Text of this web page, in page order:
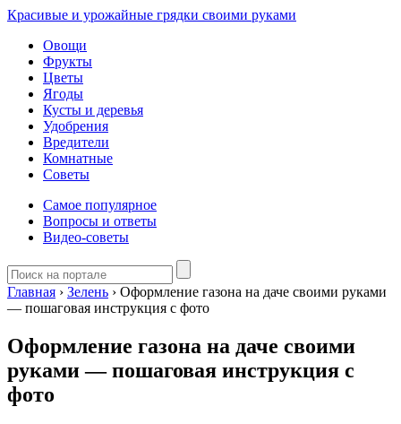
Красивые и урожайные грядки своими руками
Овощи
Фрукты
Цветы
Ягоды
Кусты и деревья
Удобрения
Вредители
Комнатные
Советы
Самое популярное
Вопросы и ответы
Видео-советы
Главная › Зелень › Оформление газона на даче своими руками
— пошаговая инструкция с фото
Оформление газона на даче своими
руками — пошаговая инструкция с
фото